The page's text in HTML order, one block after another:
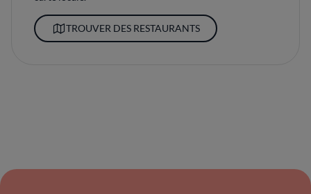
TROUVER DES RESTAURANTS